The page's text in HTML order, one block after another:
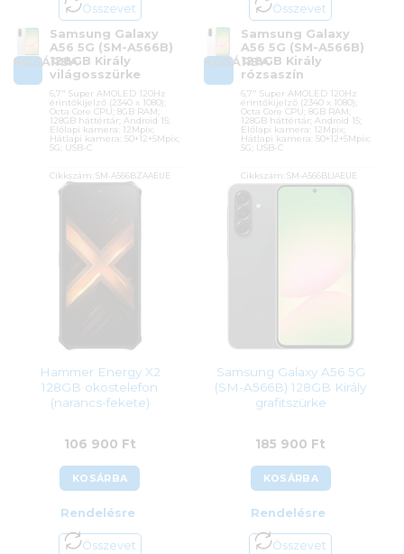
Összevet
KOSÁRBA
Samsung Galaxy
A56 5G (SM-A566B)
128GB Király
világosszürke
6,7″ Super AMOLED 120Hz
érintőkijelző (2340 x 1080);
Octa Core CPU; 8GB RAM;
128GB háttértár; Android 15;
Előlapi kamera: 12Mpix;
Hátlapi kamera: 50+12+5Mpix;
5G; USB-C
Cikkszám:SM-A566BZAAEUE
Kategória:
Garanciaidő:
ÁFA:27%
Azonosító:
52754
185 900
Összevet
KOSÁRBA
Samsung Galaxy
A56 5G (SM-A566B)
128GB Király
rózsaszín
6,7″ Super AMOLED 120Hz
érintőkijelző (2340 x 1080);
Octa Core CPU; 8GB RAM;
128GB háttértár; Android 15;
Előlapi kamera: 12Mpix;
Hátlapi kamera: 50+12+5Mpix;
5G; USB-C
Cikkszám: SM-A566BLIAEUE
Kategória:
Android
Gyártó:
Hammer Energy X2
128GB okostelefon
(narancs-fekete)
106 900 Ft
KOSÁRBA
Rendelésre
Összevet
Samsung Galaxy A56 5G
(SM-A566B) 128GB Király
grafitszürke
185 900 Ft
KOSÁRBA
Rendelésre
Összevet